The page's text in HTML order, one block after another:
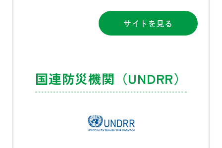
サイトを見る
国連防災機関（UNDRR）